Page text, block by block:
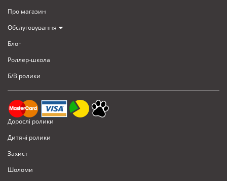
Про магазин
Обслуговування
Блог
Роллер-школа
Б/В ролики
Дорослі ролики
Дитячі ролики
Захист
Шоломи